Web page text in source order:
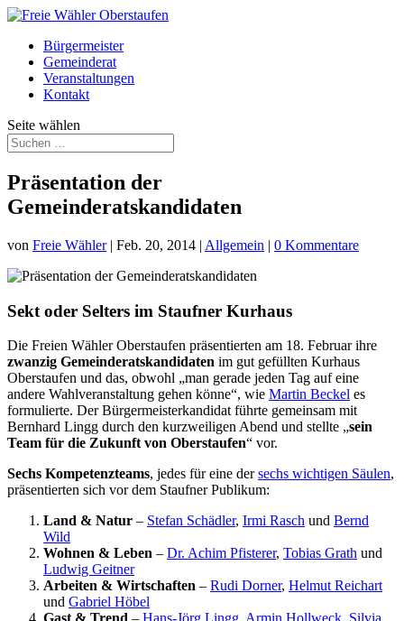
Bürgermeister
Gemeinderat
Veranstaltungen
Kontakt
Seite wählen
Präsentation der
Gemeinderatskandidaten
von Freie Wähler| Feb. 20, 2014 | Allgemein | 0 Kommentare
Sekt oder Selters im Staufner Kurhaus
Die Freien Wähler Oberstaufen präsentierten am 18. Februar ihre
zwanzig Gemeinderatskandidaten im gut gefüllten Kurhaus
Oberstaufen und das, obwohl „man gerade jeden Tag auf eine
andere Wahlveranstaltung gehen könne“, wie Martin Beckel es
formulierte. Der Bürgermeisterkandidat führte gemeinsam mit
Bernhard Lingg durch den kurzweiligen Abend und stellte „sein
Team für die Zukunft von Oberstaufen“ vor.
Sechs Kompetenzteams, jedes für eine dersechs wichtigen Säulen,
präsentierten sich vor dem Staufner Publikum:
Land & Natur – Stefan Schädler, Irmi Rasch und Bernd
Wild
Wohnen & Leben – Dr. Achim Pfisterer, Tobias Grath und
Ludwig Geitner
Arbeiten & Wirtschaften – Rudi Dorner, Helmut Reichart
und Gabriel Höbel